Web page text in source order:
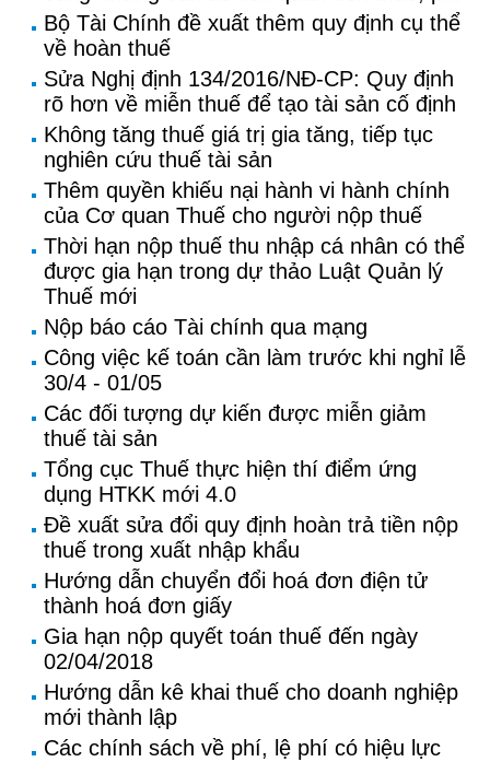
Bộ Tài Chính đề xuất thêm quy định cụ thể
về hoàn thuế
Sửa Nghị định 134/2016/NĐ-CP: Quy định
rõ hơn về miễn thuế để tạo tài sản cố định
Không tăng thuế giá trị gia tăng, tiếp tục
nghiên cứu thuế tài sản
Thêm quyền khiếu nại hành vi hành chính
của Cơ quan Thuế cho người nộp thuế
Thời hạn nộp thuế thu nhập cá nhân có thể
được gia hạn trong dự thảo Luật Quản lý
Thuế mới
Nộp báo cáo Tài chính qua mạng
Công việc kế toán cần làm trước khi nghỉ lễ
30/4 - 01/05
Các đối tượng dự kiến được miễn giảm
thuế tài sản
Tổng cục Thuế thực hiện thí điểm ứng
dụng HTKK mới 4.0
Đề xuất sửa đổi quy định hoàn trả tiền nộp
thuế trong xuất nhập khẩu
Hướng dẫn chuyển đổi hoá đơn điện tử
thành hoá đơn giấy
Gia hạn nộp quyết toán thuế đến ngày
02/04/2018
Hướng dẫn kê khai thuế cho doanh nghiệp
mới thành lập
Các chính sách về phí, lệ phí có hiệu lực